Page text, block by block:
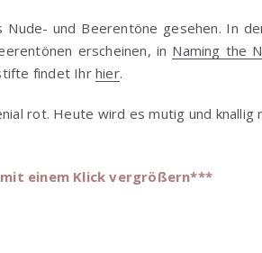
und Beerentöne gesehen. In
erscheinen, in Naming the
findet Ihrhier.
rot. Heute wird es mutig und knallig
einem Klick vergrößern***